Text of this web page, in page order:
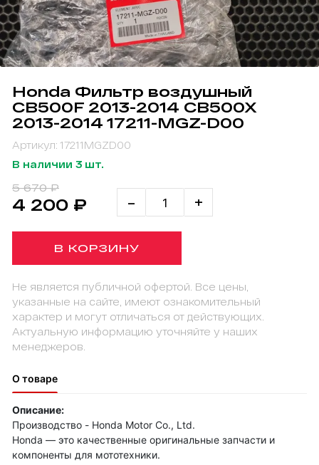
Honda Фильтр воздушный
CB500F 2013-2014 CB500X
2013-2014 17211-MGZ-D00
Артикул: 17211MGZD00
В наличии 3 шт.
5 670 ₽
4 200 ₽ - +
В КОРЗИНУ
Не является публичной офертой. Все цены,
указанные на сайте, имеют ознакомительный
характер и могут отличаться от действующих.
Актуальную информацию уточняйте у наших
менеджеров.
О товаре
Описание:
Производство - Honda Motor Co., Ltd.
Honda — это качественные оригинальные запчасти и
компоненты для мототехники.